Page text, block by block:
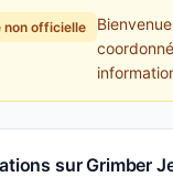
non officielle
sur Grimber